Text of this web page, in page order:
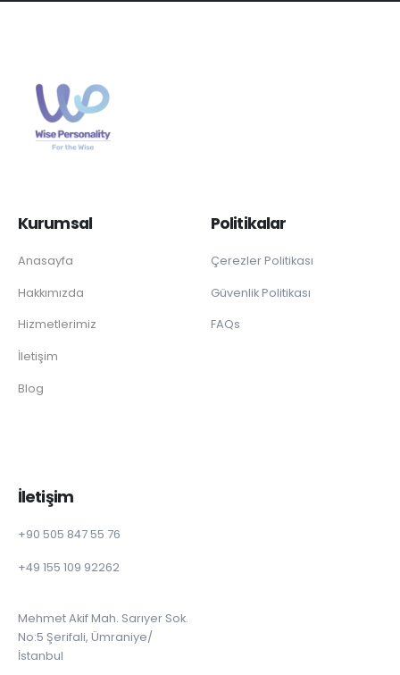
Kurumsal
Anasayfa
Hakkımızda
Hizmetlerimiz
İletişim
Blog
Politikalar
Çerezler Politikası
Güvenlik Politikası
FAQs
İletişim
+90 505 847 55 76
+49 155 109 92262
Mehmet Akif Mah. Sarıyer Sok.
No:5 Şerifali, Ümraniye/
İstanbul